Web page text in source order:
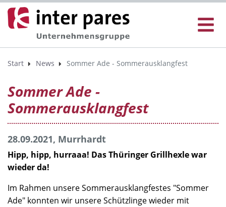
Start News Sommer Ade - Sommerausklangfest
Sommer Ade -
Sommerausklangfest
28.09.2021, Murrhardt
Hipp, hipp, hurraaa! Das Thüringer Grillhexle war
wieder da!
Im Rahmen unsere Sommerausklangfestes "Sommer
Ade" konnten wir unsere Schützlinge wieder mit